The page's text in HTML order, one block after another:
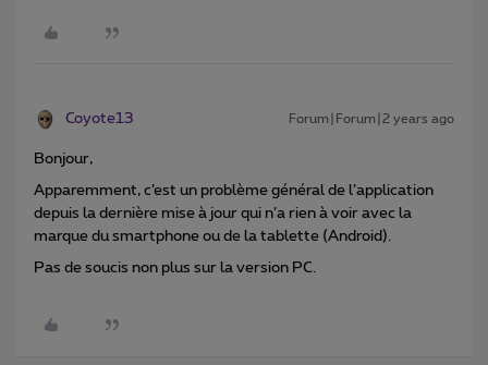
Coyote13 Forum|Forum|2 years ago
Bonjour,
Apparemment, c’est un problème général de l’application
depuis la dernière mise à jour qui n’a rien à voir avec la
marque du smartphone ou de la tablette (Android).
Pas de soucis non plus sur la version PC.